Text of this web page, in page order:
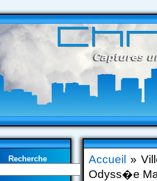
Recherche Accueil »
Odyss�e